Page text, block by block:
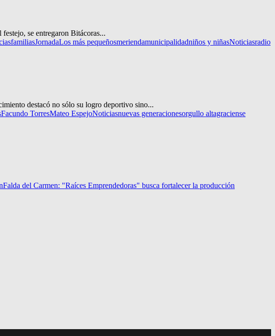
se entregaron Bitácoras...
familiasJornadaLos más pequeñosmeriendamunicipalidadniños y niñasNoticiasradio
destacó no sólo su logro deportivo sino...
Facundo TorresMateo EspejoNoticiasnuevas generacionesorgullo altagraciense
Falda del Carmen: "Raíces Emprendedoras" busca fortalecer la producción